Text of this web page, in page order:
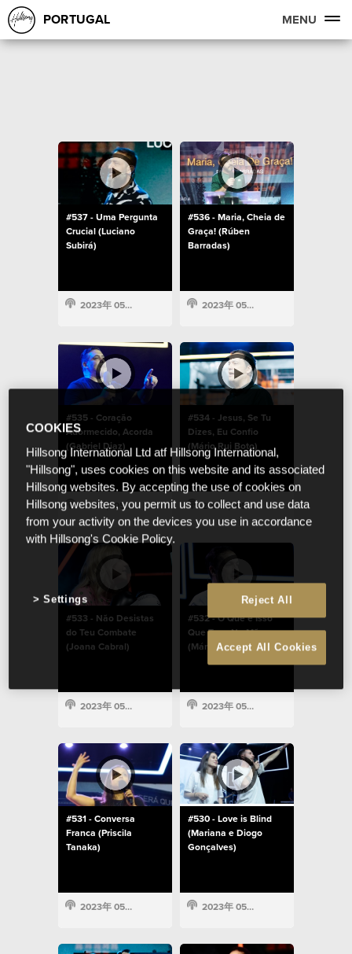
PORTUGAL MENU
#537 - Uma Pergunta
Crucial (Luciano
Subirá)
2023年 05月 15日
#536 - Maria, Cheia de
Graça! (Rúben
Barradas)
2023年 05月 14日
#535 - Coração
Adormecido, Acorda
(Gabriel Diaz)
2023年 05月 14日
#534 - Jesus, Se Tu
Dizes, Eu Confio
(Mário Rui Boto)
2023年 05月 14日
#533 - Não Desistas
do Teu Combate
(Joana Cabral)
2023年 05月 14日
#532 - O Que é Isso
Que Tens Na Mão
(Mário Rui Boto)
2023年 05月 14日
#531 - Conversa
Franca (Priscila
Tanaka)
2023年 05月 14日
#530 - Love is Blind
(Mariana e Diogo
Gonçalves)
2023年 05月 14日
COOKIES
Hillsong International Ltd atf Hillsong International,
"Hillsong", uses cookies on this website and its associated
Hillsong websites. By accepting the use of cookies on
Hillsong websites, you permit us to collect and use data
from your activity on the devices you use in accordance
with Hillsong's Cookie Policy.
Reject All
Accept All Cookies
Settings